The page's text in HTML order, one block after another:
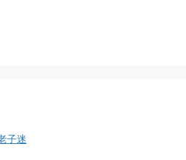
子迷